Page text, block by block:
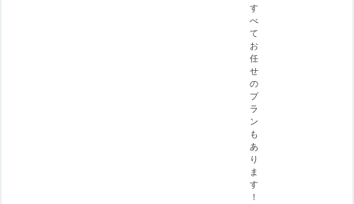
す
べ
て
お
任
せ
の
プ
ラ
ン
も
あ
り
ま
す
！